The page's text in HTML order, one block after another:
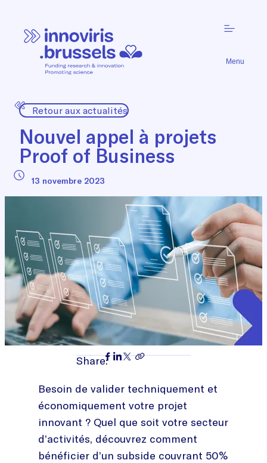
Menu
Retour aux actualités
Nouvel appel à projets
Proof of Business
13 novembre 2023
Share:
Besoin de valider techniquement et
économiquement votre projet
innovant ? Quel que soit votre secteur
d’activités, découvrez comment
bénéficier d’un subside couvrant 50%